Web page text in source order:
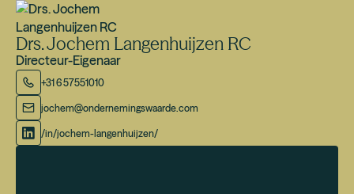
Drs. Jochem Langenhuijzen RC
Directeur-Eigenaar
+31 6 57551010
jochem@ondernemingswaarde.com
/in/jochem-langenhuijzen/